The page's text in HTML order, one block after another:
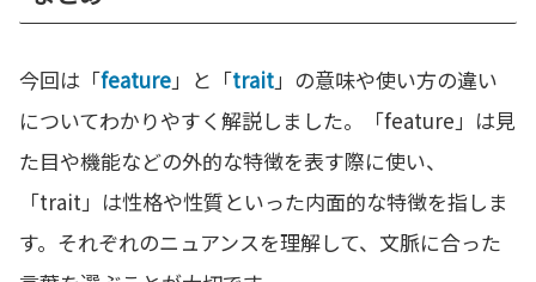
今回は「feature」と「trait」の意味や使い方の違い
についてわかりやすく解説しました。「feature」は見
た目や機能などの外的な特徴を表す際に使い、
「trait」は性格や性質といった内面的な特徴を指しま
す。それぞれのニュアンスを理解して、文脈に合った